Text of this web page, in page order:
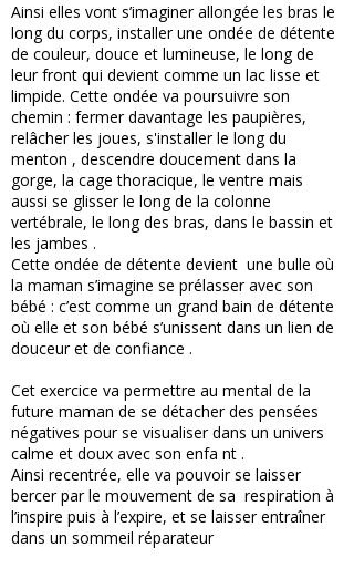
Ainsi elles vont s’imaginer allongée les bras le
long du corps, installer une ondée de détente
de couleur, douce et lumineuse, le long de
leur front qui devient comme un lac lisse et
limpide. Cette ondée va poursuivre son
chemin : fermer davantage les paupières,
relâcher les joues, s'installer le long du
menton , descendre doucement dans la
gorge, la cage thoracique, le ventre mais
aussi se glisser le long de la colonne
vertébrale, le long des bras, dans le bassin et
les jambes .
Cette ondée de détente devient une bulle où
la maman s’imagine se prélasser avec son
bébé : c’est comme un grand bain de détente
où elle et son bébé s’unissent dans un lien de
douceur et de confiance .
Cet exercice va permettre au mental de la
future maman de se détacher des pensées
négatives pour se visualiser dans un univers
calme et doux avec son enfa nt .
Ainsi recentrée, elle va pouvoir se laisser
bercer par le mouvement de sa respiration à
l’inspire puis à l’expire, et se laisser entraîner
dans un sommeil réparateur